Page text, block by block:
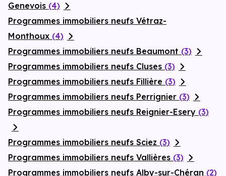
Genevois (4)
Programmes immobiliers neufs Vétraz-
Monthoux (4)
Programmes immobiliers neufs Beaumont (3)
Programmes immobiliers neufs Cluses (3)
Programmes immobiliers neufs Fillière (3)
Programmes immobiliers neufs Perrignier (3)
Programmes immobiliers neufs Reignier-Esery (3)
Programmes immobiliers neufs Sciez (3)
Programmes immobiliers neufs Vallières (3)
Programmes immobiliers neufs Alby-sur-Chéran (2)